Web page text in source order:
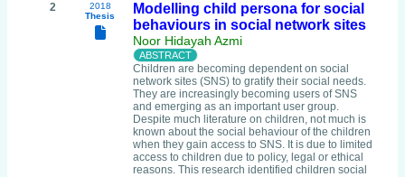
2
2018
Thesis
Modelling child persona for social
behaviours in social network sites
Noor Hidayah Azmi
Children are becoming dependent on social
network sites (SNS) to gratify their social needs.
They are increasingly becoming users of SNS
and emerging as an important user group.
Despite much literature on children, not much is
known about the social behaviour of the children
when they gain access to SNS. It is due to limited
access to children due to policy, legal or ethical
reasons. This research identified children social